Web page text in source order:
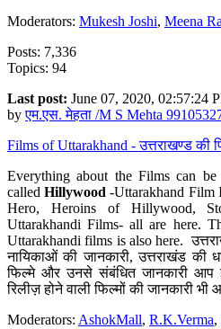
Moderators: Mukesh Joshi, Meena
Posts: 7,336
Topics: 94
Last post: June 07, 2020, 02:57:24
byएम.एस. मेहता /M S Mehta
Films of Uttarakhand - उत्तराखण्ड की
Everything about the Films can
calledHillywood-Uttarakhand Film
Hero, Heroins of Hillywood,
Uttarakhandi Films- all are here.
Uttarakhandi films is also here.
नायिकाओं की जानकारी, उत्तराखंड की
फिल्मे और उनसे संबंधित जानकारी
रिलीज़ होने वाली फिल्मों की जानकारी
Moderators: AshokMall, R.K.Verma,